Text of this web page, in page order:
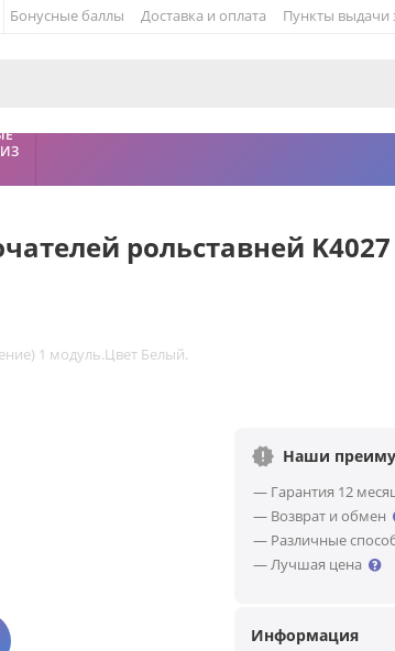
Бонусные баллы Доставка и оплата Пункты выдачи
рольставней K4027
1 модуль.Цвет Белый.
Наши
— Гарантия 12
— Возврат и обмен
— Различные
— Лучшая цена
Информация